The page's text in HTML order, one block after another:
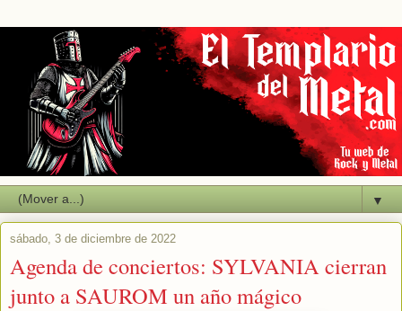
▼
sábado, 3 de diciembre de 2022
Agenda de conciertos: SYLVANIA cierran
junto a SAUROM un año mágico